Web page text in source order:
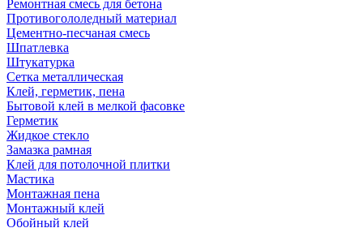
Ремонтная смесь для бетона
Противогололедный материал
Цементно-песчаная смесь
Шпатлевка
Штукатурка
Сетка металлическая
Клей, герметик, пена
Бытовой клей в мелкой фасовке
Герметик
Жидкое стекло
Замазка рамная
Клей для потолочной плитки
Мастика
Монтажная пена
Монтажный клей
Обойный клей